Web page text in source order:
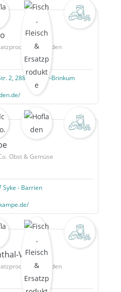
Hofladen
2, 28816 Stuhr-Brinkum
Obst & Gemüse
Syke - Barrien
Vey
Hofladen